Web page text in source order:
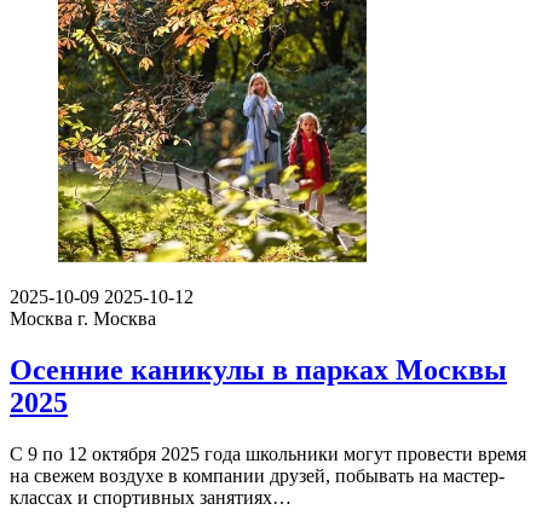
2025-10-09 2025-10-12
Москва г. Москва
Осенние каникулы в парках Москвы
2025
С 9 по 12 октября 2025 года школьники могут провести время
на свежем воздухе в компании друзей, побывать на мастер-
классах и спортивных занятиях…